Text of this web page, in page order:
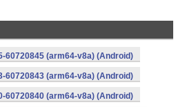
60720845 (arm64-v8a) (Android)
60720843 (arm64-v8a) (Android)
60720840 (arm64-v8a) (Android)